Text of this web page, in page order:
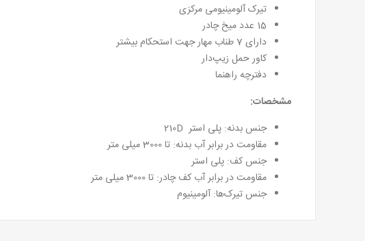
تیرک آلومینیومی مرکزی
15 عدد میخ‌ چادر
دارای 7 طناب‌ مهار جهت استحکام بیشتر
کاور حمل زیپ‌دار
دفترچه راهنما
مشخصات:
جنس بدنه: پلی استر 210D
مقاومت در برابر آب بدنه: تا 3000 میلی متر
جنس کف: پلی استر
مقاومت در برابر آب کف چادر: تا 3000 میلی متر
جنس تیرک‌ها: آلومینیوم